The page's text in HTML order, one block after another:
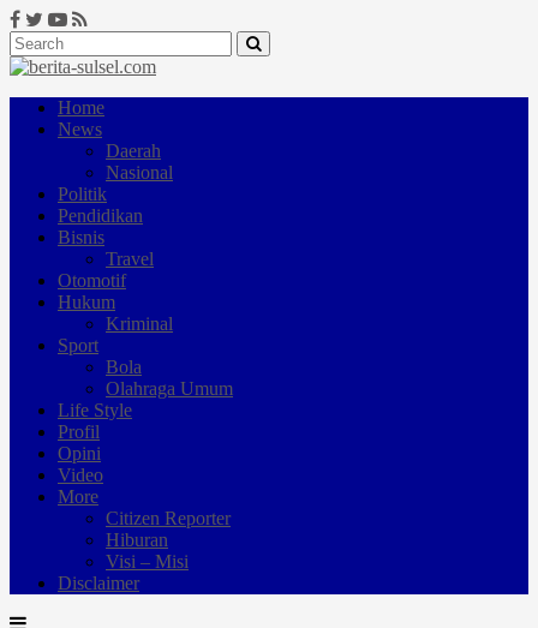
Home
News
Daerah
Nasional
Politik
Pendidikan
Bisnis
Travel
Otomotif
Hukum
Kriminal
Sport
Bola
Olahraga Umum
Life Style
Profil
Opini
Video
More
Citizen Reporter
Hiburan
Visi – Misi
Disclaimer